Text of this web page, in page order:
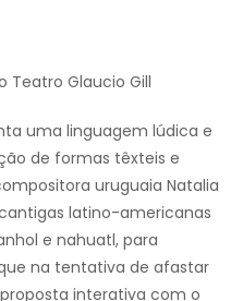
Teatro Glaucio Gill
uma linguagem lúdica e
de formas têxteis e
uruguaia Natalia
latino-americanas
e nahuatl, para
na tentativa de afastar
interativa com o